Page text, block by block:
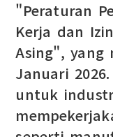
"Peraturan
Kerja dan
Asing", yang
Januari
untuk